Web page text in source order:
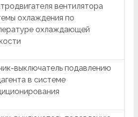
вентилятора
охлаждения по
охлаждающей
выключатель подавлению
в системе